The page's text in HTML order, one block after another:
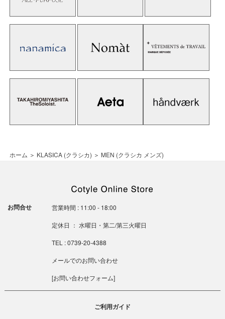
ホーム ＞ KLASICA (クラシカ) ＞ MEN (クラシカ メンズ)
お問合せ 営業時間 : 11:00 - 18:00
定休日 ： 水曜日・第二/第三火曜日
TEL : 0739-20-4388
メールでのお問い合わせ
[お問い合わせフォーム]
ご利用ガイド